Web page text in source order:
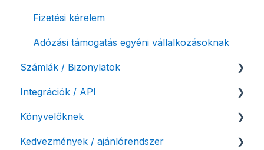
Fizetési kérelem
Adózási támogatás egyéni vállalkozásoknak
Számlák / Bizonylatok
Sztornó-, és helyesbítő számla
Díjbekérő, szállítólevél
Előlegszámla, végszámla
Integrációk / API
API interfész, Számla Agent
Webshop pluginok
Könyvelőknek
Listák / adatexport
Kedvezmények / ajánlórendszer